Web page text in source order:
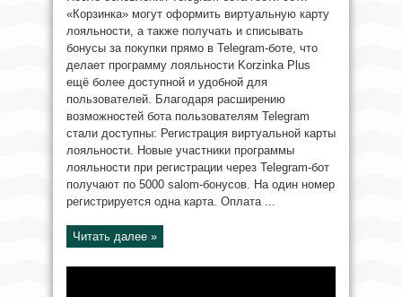
«Корзинка» могут оформить виртуальную карту
лояльности, а также получать и списывать
бонусы за покупки прямо в Telegram-боте, что
делает программу лояльности Korzinka Plus
ещё более доступной и удобной для
пользователей. Благодаря расширению
возможностей бота пользователям Telegram
стали доступны: Регистрация виртуальной карты
лояльности. Новые участники программы
лояльности при регистрации через Telegram-бот
получают по 5000 salom-бонусов. На один номер
регистрируется одна карта. Оплата ...
Читать далее »